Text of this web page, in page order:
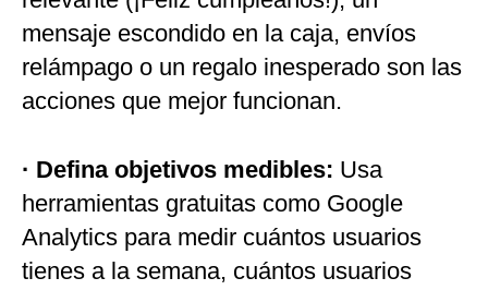
mensaje escondido en la caja, envíos
relámpago o un regalo inesperado son las
acciones que mejor funcionan.
· Defina objetivos medibles: Usa
herramientas gratuitas como Google
Analytics para medir cuántos usuarios
tienes a la semana, cuántos usuarios